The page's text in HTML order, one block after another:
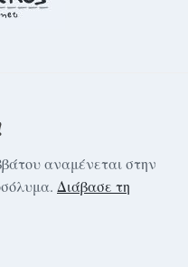
αναμένεται στην
Διάβασε τη